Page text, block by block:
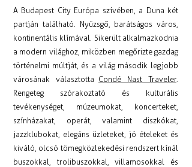
A Budapest City Európa szívében, a Duna két
partján található. Nyüzsgő, barátságos város,
kontinentális klímával. Sikerült alkalmazkodnia
a modern világhoz, miközben megőrizte gazdag
történelmi múltját, és a világ második legjobb
városának választotta Condé Nast Traveler.
Rengeteg szórakoztató és kulturális
tevékenységet, múzeumokat, koncerteket,
színházakat, operát, valamint diszkókat,
jazzklubokat, elegáns üzleteket, jó ételeket és
kiváló, olcsó tömegközlekedési rendszert kínál
buszokkal, trolibuszokkal, villamosokkal és